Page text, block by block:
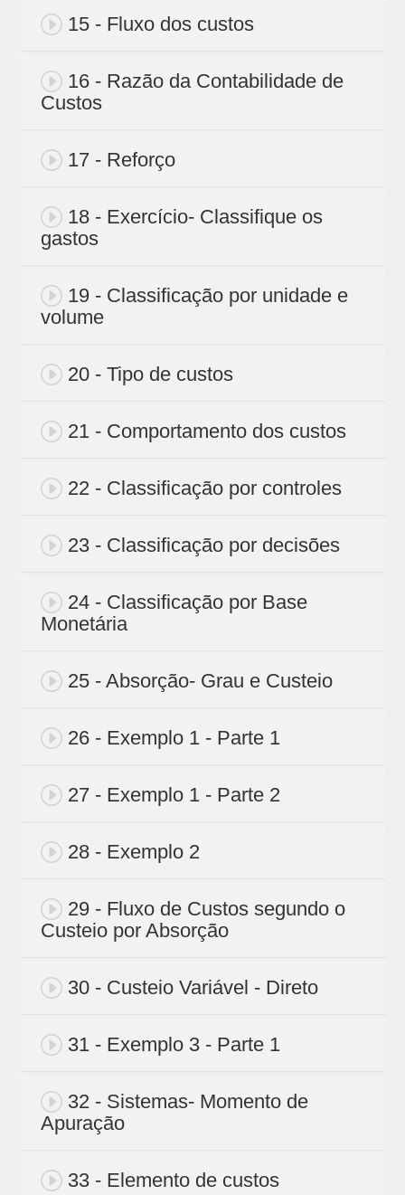
15 - Fluxo dos custos
16 - Razão da Contabilidade de
Custos
17 - Reforço
18 - Exercício- Classifique os
gastos
19 - Classificação por unidade e
volume
20 - Tipo de custos
21 - Comportamento dos custos
22 - Classificação por controles
23 - Classificação por decisões
24 - Classificação por Base
Monetária
25 - Absorção- Grau e Custeio
26 - Exemplo 1 - Parte 1
27 - Exemplo 1 - Parte 2
28 - Exemplo 2
29 - Fluxo de Custos segundo o
Custeio por Absorção
30 - Custeio Variável - Direto
31 - Exemplo 3 - Parte 1
32 - Sistemas- Momento de
Apuração
33 - Elemento de custos